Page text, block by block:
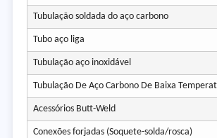
Tubulação soldada do aço carbono
Tubo aço liga
Tubulação aço inoxidável
Tubulação De Aço Carbono De Baixa
Acessórios Butt-Weld
Conexões forjadas (Soquete-solda/rosca)